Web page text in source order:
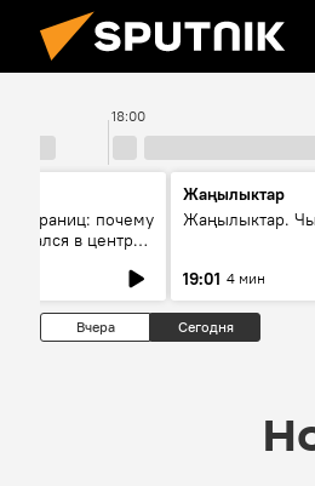
18:00
границ: почему
в центре
Жаңылыктар
Жаңылыктар.
19:01 4 мин
Вчера Сегодня